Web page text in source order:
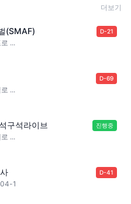
더보기
(SMAF) D-21
...
D-69
...
구석라이브 진행중
...
D-41
1